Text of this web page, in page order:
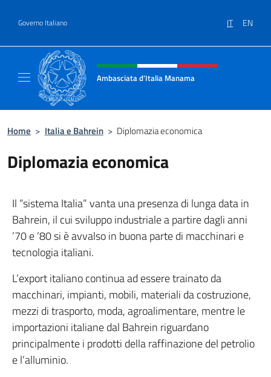
Governo Italiano IT EN
Intestazione sito, social e menù
Ambasciata d'Italia Manama
Home > Italia e Bahrein > Diplomazia economica
Diplomazia economica
Il “sistema Italia” vanta una presenza di lunga data in
Bahrein, il cui sviluppo industriale a partire dagli anni
’70 e ’80 si è avvalso in buona parte di macchinari e
tecnologia italiani.
L’export italiano continua ad essere trainato da
macchinari, impianti, mobili, materiali da costruzione,
mezzi di trasporto, moda, agroalimentare, mentre le
importazioni italiane dal Bahrein riguardano
principalmente i prodotti della raffinazione del petrolio
e l’alluminio.